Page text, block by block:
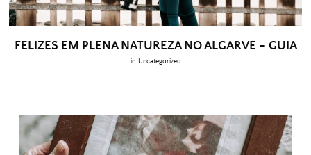
FELIZES EM PLENA NATUREZA NO ALGARVE – GUIA
in: Uncategorized